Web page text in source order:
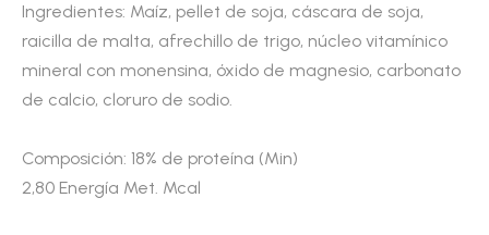
Ingredientes: Maíz, pellet de soja, cáscara de soja,
raicilla de malta, afrechillo de trigo, núcleo vitamínico
mineral con monensina, óxido de magnesio, carbonato
de calcio, cloruro de sodio.
Composición: 18% de proteína (Min)
2,80 Energía Met. Mcal